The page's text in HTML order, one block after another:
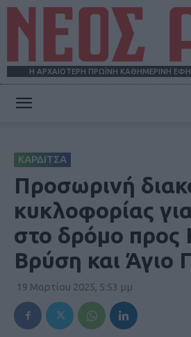
Η ΑΡΧΑΙΟΤΕΡΗ ΠΡΩΪΝΗ ΚΑΘΗΜΕΡΙΝΗ
ΚΑΡΔΙΤΣΑ
Προσωρινή
κυκλοφορίας
στο δρόμο προς
Βρύση και Άγιο
19 Μαρτίου 2025, 5:53 μμ